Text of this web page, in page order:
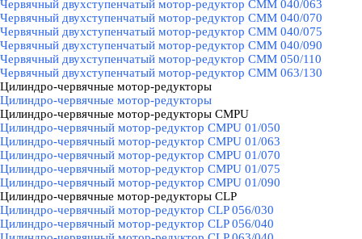
Червячный двухступенчатый мотор-редуктор CMM 040/063
Червячный двухступенчатый мотор-редуктор CMM 040/070
Червячный двухступенчатый мотор-редуктор CMM 040/075
Червячный двухступенчатый мотор-редуктор CMM 040/090
Червячный двухступенчатый мотор-редуктор CMM 050/110
Червячный двухступенчатый мотор-редуктор CMM 063/130
Цилиндро-червячные мотор-редукторы
Цилиндро-червячные мотор-редукторы
Цилиндро-червячные мотор-редукторы CMPU
Цилиндро-червячный мотор-редуктор CMPU 01/050
Цилиндро-червячный мотор-редуктор CMPU 01/063
Цилиндро-червячный мотор-редуктор CMPU 01/070
Цилиндро-червячный мотор-редуктор CMPU 01/075
Цилиндро-червячный мотор-редуктор CMPU 01/090
Цилиндро-червячные мотор-редукторы CLP
Цилиндро-червячный мотор-редуктор CLP 056/030
Цилиндро-червячный мотор-редуктор CLP 056/040